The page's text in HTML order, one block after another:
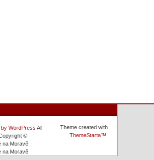
WordPress All
©
na Moravě
na Moravě
Theme created with
ThemeStarta™